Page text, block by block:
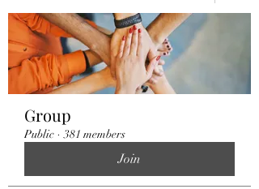
Group
Public · 381 members
Join